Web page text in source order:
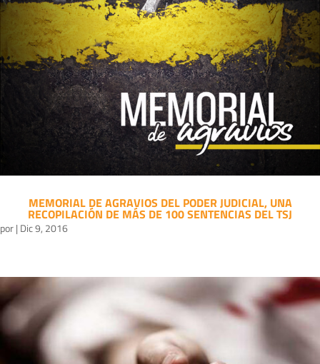
MEMORIAL DE AGRAVIOS DEL PODER JUDICIAL, UNA
RECOPILACIÓN DE MÁS DE 100 SENTENCIAS DEL TSJ
por| Dic 9, 2016